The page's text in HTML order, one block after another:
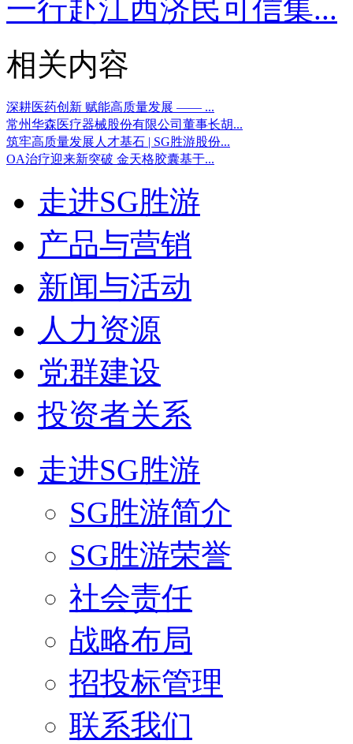
一行赴江西济民可信集...
相关内容
深耕医药创新 赋能高质量发展 —— ...
常州华森医疗器械股份有限公司董事长胡...
筑牢高质量发展人才基石 | SG胜游股份...
OA治疗迎来新突破 金天格胶囊基于...
走进SG胜游
产品与营销
新闻与活动
人力资源
党群建设
投资者关系
走进SG胜游
SG胜游简介
SG胜游荣誉
社会责任
战略布局
招投标管理
联系我们